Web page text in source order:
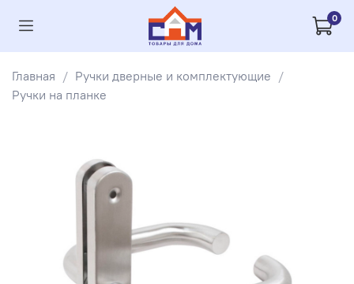
0
Главная
Ручки дверные и комплектующие
Ручки на планке